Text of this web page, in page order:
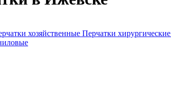
хозяйственные Перчатки хирургические